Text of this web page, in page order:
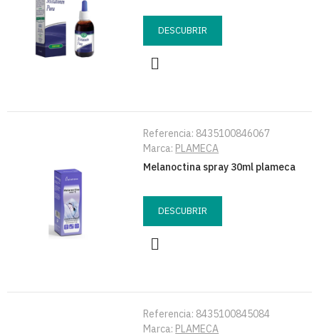
DESCUBRIR
Referencia: 8435100846067
Marca: PLAMECA
Melanoctina spray 30ml plameca
DESCUBRIR
Referencia: 8435100845084
Marca: PLAMECA